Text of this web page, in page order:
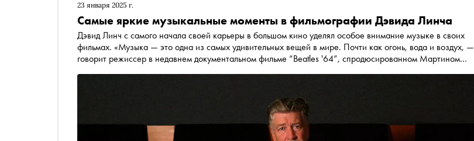
23 января 2025 г.
Самые яркие музыкальные моменты в фильмографии Дэвида Линча
Дэвид Линч с самого начала своей карьеры в большом кино уделял особое внимание музыке в своих
фильмах. «Музыка — это одна из самых удивительных вещей в мире. Почти как огонь, вода и воздух, —
говорит режиссер в недавнем документальном фильме “Beatles '64”, спродюсированном Мартином
режиссера, скончавшегося 15 января накануне своего 79-летия, и делится самыми яркими